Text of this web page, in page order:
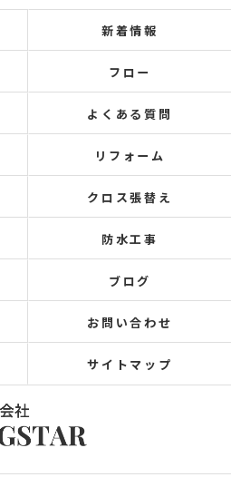
新着情報
フロー
よくある質問
リフォーム
クロス張替え
防水工事
ブログ
お問い合わせ
サイトマップ